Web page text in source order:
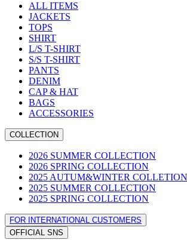
ALL ITEMS
JACKETS
TOPS
SHIRT
L/S T-SHIRT
S/S T-SHIRT
PANTS
DENIM
CAP & HAT
BAGS
ACCESSORIES
COLLECTION
2026 SUMMER COLLECTION
2026 SPRING COLLECTION
2025 AUTUM&WINTER COLLETION
2025 SUMMER COLLECTION
2025 SPRING COLLECTION
FOR INTERNATIONAL CUSTOMERS
OFFICIAL SNS